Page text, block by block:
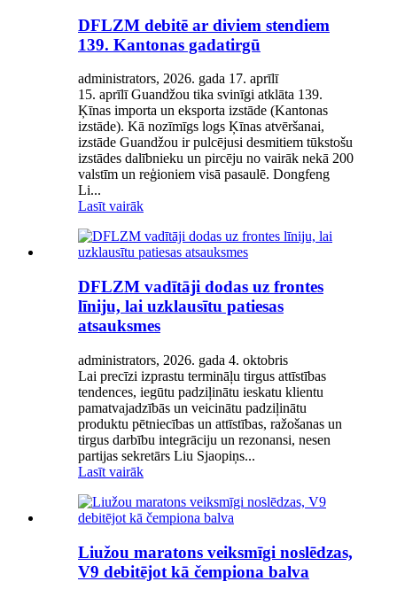
DFLZM debitē ar diviem stendiem
139. Kantonas gadatirgū
administrators, 2026. gada 17. aprīlī
15. aprīlī Guandžou tika svinīgi atklāta 139.
Ķīnas importa un eksporta izstāde (Kantonas
izstāde). Kā nozīmīgs logs Ķīnas atvēršanai,
izstāde Guandžou ir pulcējusi desmitiem tūkstošu
izstādes dalībnieku un pircēju no vairāk nekā 200
valstīm un reģioniem visā pasaulē. Dongfeng
Li...
Lasīt vairāk
DFLZM vadītāji dodas uz frontes
līniju, lai uzklausītu patiesas
atsauksmes
administrators, 2026. gada 4. oktobris
Lai precīzi izprastu termināļu tirgus attīstības
tendences, iegūtu padziļinātu ieskatu klientu
pamatvajadzībās un veicinātu padziļinātu
produktu pētniecības un attīstības, ražošanas un
tirgus darbību integrāciju un rezonansi, nesen
partijas sekretārs Liu Sjaopiņs...
Lasīt vairāk
Liužou maratons veiksmīgi noslēdzas,
V9 debitējot kā čempiona balva